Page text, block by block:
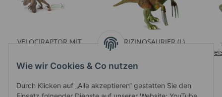
Wie wir Cookies & Co nutzen
Durch Klicken auf „Alle akzeptieren“ gestatten Sie den
VELOCIRAPTOR MIT
1:6 (DELUXE)
Preise nach Anmeldung
THERIZINOSAURIER (L)
Preise nach Anmeldung
sichtbar